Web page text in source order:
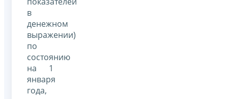
в
денежном
выражении)
по
состоянию
на 1
января
года,